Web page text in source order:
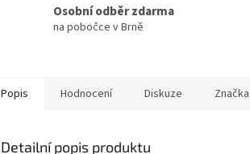
Osobní odběr zdarma
na pobočce v Brně
Popis Hodnocení Diskuze Značka
Detailní popis produktu